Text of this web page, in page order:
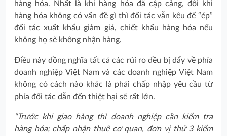
hàng hóa. Nhất là khi hàng hóa đã cập cảng, đôi khi
hàng hóa không có vấn đề gì thì đối tác vẫn kêu để “ép”
đối tác xuất khẩu giảm giá, chiết khấu hàng hóa nếu
không họ sẽ không nhận hàng.
Điều này đồng nghĩa tất cả các rủi ro đều bị đẩy về phía
doanh nghiệp Việt Nam và các doanh nghiệp Việt Nam
không có cách nào khác là phải chấp nhập yêu cầu từ
phía đối tác dẫn đến thiệt hại sẽ rất lớn.
“Trước khi giao hàng thì doanh nghiệp cần kiểm tra
hàng hóa; chấp nhận thuê cơ quan, đơn vị thứ 3 kiểm